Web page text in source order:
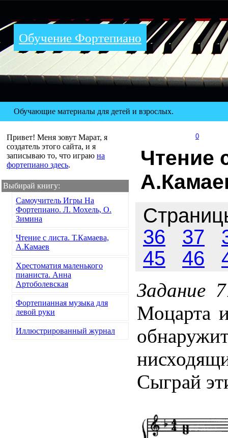
Обучение Фортепиано
Обучающие материалы для детей и взрослых.
Привет! Меня зовут Марат, я
создатель этого сайта, и я
записываю то, что играю на
фортепиано здесь.
Выбирай книгу:
Самоучитель Игры На
Фортепиано. Л. Мохель, О.
Зимина
Чтение с листа. Т.Камаева,
А.Камаев
Хрестоматия маленького
пианиста. Анна
Артоболевская
Фортепианная музыка для
левой руки
Иллюстрированный журнал
0
Чтение
36
37
45
46
Задание
Моцарта
Сыграй